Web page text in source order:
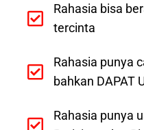
Rahasia bisa
tercinta
Rahasia punya
bahkan DAPAT
Rahasia punya